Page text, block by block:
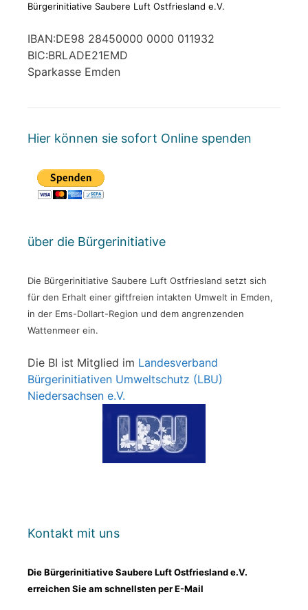
Bürgerinitiative Saubere Luft Ostfriesland e.V.
IBAN:DE98 28450000 0000 011932
BIC:BRLADE21EMD
Sparkasse Emden
Hier können sie sofort Online spenden
über die Bürgerinitiative
Die Bürgerinitiative Saubere Luft Ostfriesland setzt sich
für den Erhalt einer giftfreien intakten Umwelt in Emden,
in der Ems-Dollart-Region und dem angrenzenden
Wattenmeer ein.
Die BI ist Mitglied im Landesverband
Bürgerinitiativen Umweltschutz (LBU)
Niedersachsen e.V.
Kontakt mit uns
Die Bürgerinitiative Saubere Luft Ostfriesland e.V.
erreichen Sie am schnellsten per E-Mail